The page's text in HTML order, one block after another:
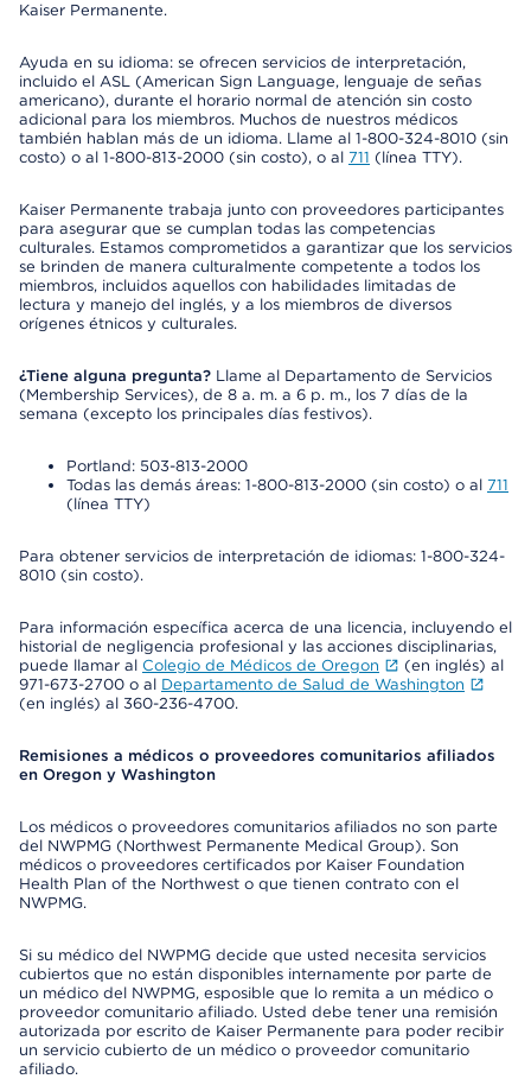
Kaiser Permanente.
Ayuda en su idioma: se ofrecen servicios de interpretación,
incluido el ASL (American Sign Language, lenguaje de señas
americano), durante el horario normal de atención sin costo
adicional para los miembros. Muchos de nuestros médicos
también hablan más de un idioma. Llame al 1-800-324-8010 (sin
costo) o al 1-800-813-2000 (sin costo), o al 711 (línea TTY).
Kaiser Permanente trabaja junto con proveedores participantes
para asegurar que se cumplan todas las competencias
culturales. Estamos comprometidos a garantizar que los servicios
se brinden de manera culturalmente competente a todos los
miembros, incluidos aquellos con habilidades limitadas de
lectura y manejo del inglés, y a los miembros de diversos
orígenes étnicos y culturales.
¿Tiene alguna pregunta? Llame al Departamento de Servicios
(Membership Services), de 8 a. m. a 6 p. m., los 7 días de la
semana (excepto los principales días festivos).
Portland: 503-813-2000
Todas las demás áreas: 1-800-813-2000 (sin costo) o al 711
(línea TTY)
Para obtener servicios de interpretación de idiomas: 1-800-324-
8010 (sin costo).
Para información específica acerca de una licencia, incluyendo el
historial de negligencia profesional y las acciones disciplinarias,
puede llamar al Colegio de Médicos de Oregon
(en inglés) al
971-673-2700 o al Departamento de Salud de Washington
(en inglés) al 360-236-4700.
Remisiones a médicos o proveedores comunitarios afiliados
en Oregon y Washington
Los médicos o proveedores comunitarios afiliados no son parte
del NWPMG (Northwest Permanente Medical Group). Son
médicos o proveedores certificados por Kaiser Foundation
Health Plan of the Northwest o que tienen contrato con el
NWPMG.
Si su médico del NWPMG decide que usted necesita servicios
cubiertos que no están disponibles internamente por parte de
un médico del NWPMG, esposible que lo remita a un médico o
proveedor comunitario afiliado. Usted debe tener una remisión
autorizada por escrito de Kaiser Permanente para poder recibir
un servicio cubierto de un médico o proveedor comunitario
afiliado.